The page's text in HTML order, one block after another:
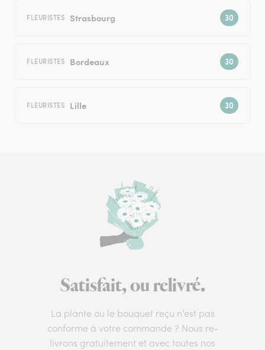
FLEURISTES Strasbourg
FLEURISTES Bordeaux
FLEURISTES Lille
Satisfait, ou relivré.
La plante ou le bouquet reçu n’est pas
conforme à votre commande ? Nous re-
livrons gratuitement et avec toutes nos